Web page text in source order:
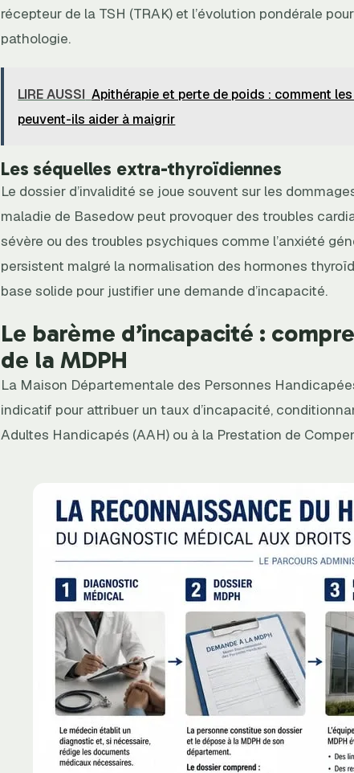
récepteur de la TSH (TRAK) et l’évolution pondérale
pathologie.
LIRE AUSSI Apithérapie et perte de poids : comment
peuvent-ils aider à maigrir
Les séquelles extra-thyroïdiennes
Le dossier d’invalidité se joue souvent sur les
maladie de Basedow peut provoquer des troubles
sévère ou des troubles psychiques comme l’anxiété
persistent malgré la normalisation des hormones
base solide pour justifier une demande d’incapacité.
Le barème d’incapacité :
de la MDPH
La Maison Départementale des Personnes
indicatif pour attribuer un taux d’incapacité,
Adultes Handicapés (AAH) ou à la Prestation de